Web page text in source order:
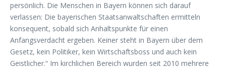
persönlich. Die Menschen in Bayern können sich darauf
verlassen: Die bayerischen Staatsanwaltschaften ermitteln
konsequent, sobald sich Anhaltspunkte für einen
Anfangsverdacht ergeben. Keiner steht in Bayern über dem
Gesetz, kein Politiker, kein Wirtschaftsboss und auch kein
Geistlicher.“ Im kirchlichen Bereich wurden seit 2010 mehrere